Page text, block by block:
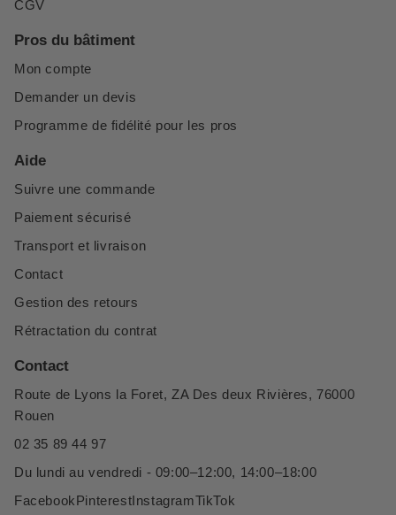
CGV
Pros du bâtiment
Mon compte
Demander un devis
Programme de fidélité pour les pros
Aide
Suivre une commande
Paiement sécurisé
Transport et livraison
Contact
Gestion des retours
Rétractation du contrat
Contact
Route de Lyons la Foret, ZA Des deux Rivières, 76000
Rouen
02 35 89 44 97
Du lundi au vendredi - 09:00–12:00, 14:00–18:00
FacebookPinterestInstagramTikTok